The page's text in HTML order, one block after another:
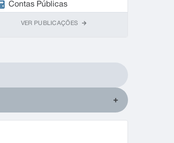
Contas Públicas
VER PUBLICAÇÕES